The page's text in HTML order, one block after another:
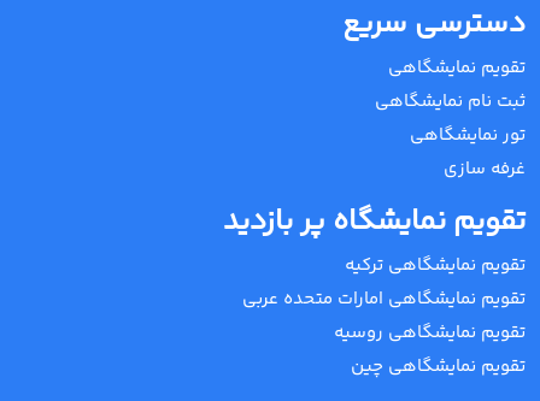
دسترسی سریع
تقویم نمایشگاهی
ثبت نام نمایشگاهی
تور نمایشگاهی
غرفه سازی
تقویم نمایشگاه پر بازدید
تقویم نمایشگاهی ترکیه
تقویم نمایشگاهی امارات متحده عربی
تقویم نمایشگاهی روسیه
تقویم نمایشگاهی چین